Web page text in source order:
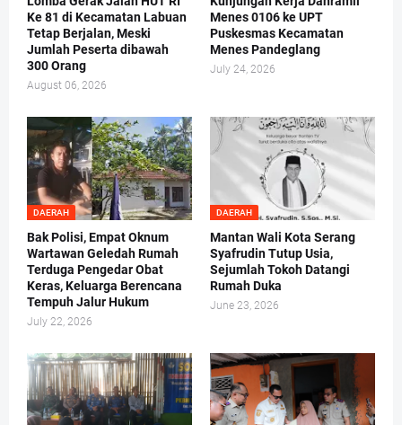
Ke 81 di Kecamatan Labuan
Tetap Berjalan, Meski
Jumlah Peserta dibawah
300 Orang
August 06, 2026
Menes 0106 ke UPT
Puskesmas Kecamatan
Menes Pandeglang
July 24, 2026
DAERAH
Bak Polisi, Empat Oknum
Wartawan Geledah Rumah
Terduga Pengedar Obat
Keras, Keluarga Berencana
Tempuh Jalur Hukum
July 22, 2026
DAERAH
Mantan Wali Kota Serang
Syafrudin Tutup Usia,
Sejumlah Tokoh Datangi
Rumah Duka
June 23, 2026